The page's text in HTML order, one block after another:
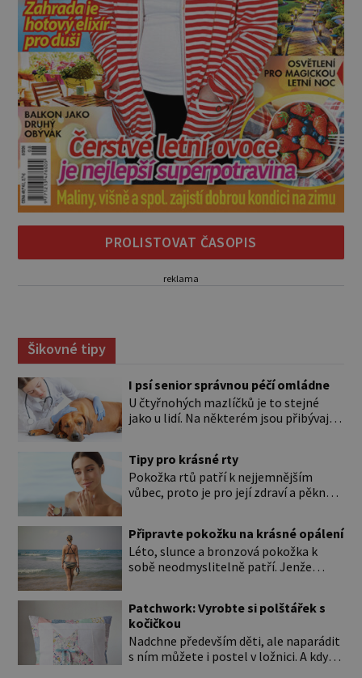
PROLISTOVAT ČASOPIS
reklama
Šikovné tipy
I psí senior správnou péčí omládne
U čtyřnohých mazlíčků je to stejné
jako u lidí. Na některém jsou přibývající
Přesto byste si měli staršího psa více
všímat, aby vám neunikly důležité
signály, že něco není v pořádku. Včasná
život. Hůře tráví U starších […]
Tipy pro krásné rty
Pokožka rtů patří k nejjemnějším
vůbec, proto je pro její zdraví a pěkný
ale také mnohem tenčí povrchovou
vrstvou než ostatní pleť a pokožka.
Nezvláčňují je žádné mazové žlázy,
a náchylné k vysychání a praskání.
Balzám na […]
Připravte pokožku na krásné opálení
Léto, slunce a bronzová pokožka k
sobě neodmyslitelně patří. Jenže
se kůže. Spálená pokožka není
známkou „základu“ pro opálení, ale
reakcí na nadměrné UV záření. Pokud
chcete, aby pleť i pokožka těla
Patchwork: Vyrobte si polštářek s
kočičkou
Nadchne především děti, ale naparádit
s ním můžete i postel v ložnici. A když